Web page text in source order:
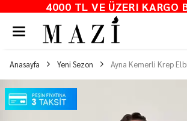
4000 TL VE ÜZERI KARGO
Anasayfa Yeni Sezon Ayna Kemerli Krep